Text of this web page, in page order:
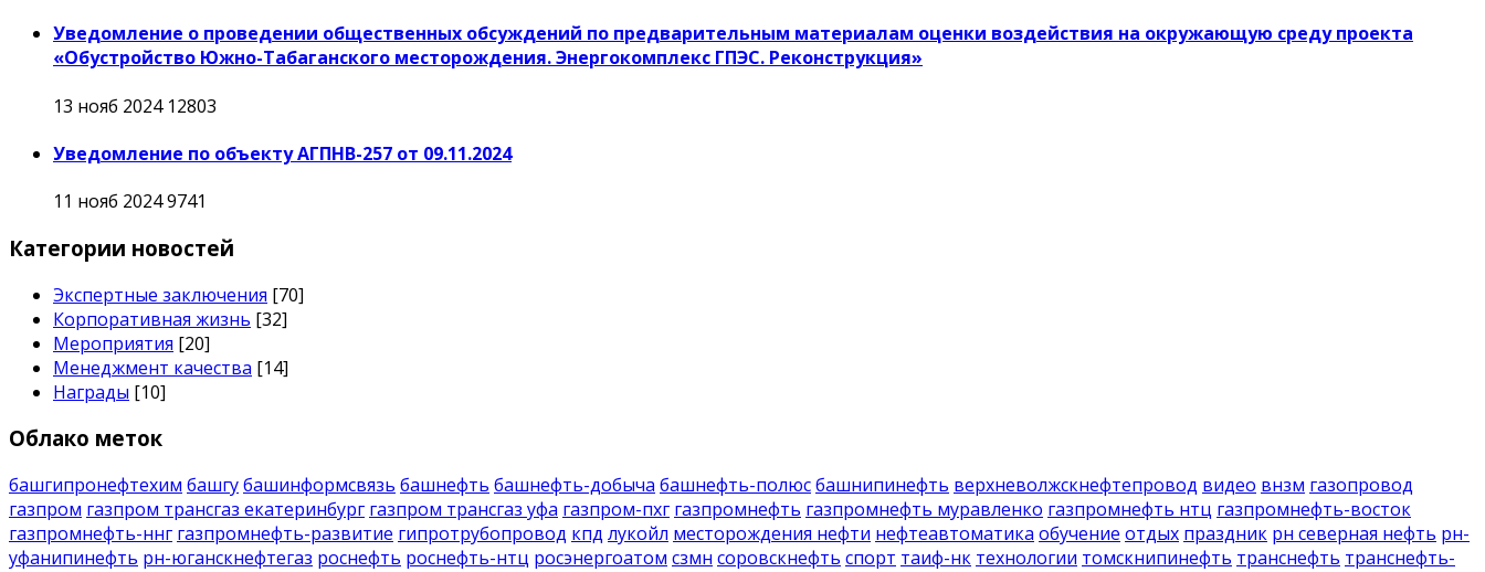
Уведомление о проведении общественных обсуждений по предварительным материалам оценки воздействия на окружающую среду проекта
«Обустройство Южно-Табаганского месторождения. Энергокомплекс ГПЭС. Реконструкция»
13 нояб 2024 12803
Уведомление по объекту АГПНВ-257 от 09.11.2024
11 нояб 20249741
Категории новостей
Экспертные заключения [70]
Корпоративная жизнь [32]
Мероприятия [20]
Менеджмент качества [14]
Награды [10]
Облако меток
башгипронефтехим башгубашинформсвязь башнефть башнефть-добыча башнефть-полюсбашнипинефть верхневолжскнефтепровод видео внзм газопровод
газпром газпром трансгаз екатеринбург газпром трансгаз уфа газпром-пхг газпромнефть газпромнефть муравленко газпромнефть нтц газпромнефть-восток
газпромнефть-ннг газпромнефть-развитие гипротрубопровод кпд лукойл месторождения нефти нефтеавтоматика обучение отдых праздник рн северная нефть рн-
уфанипинефть рн-юганскнефтегаз роснефть роснефть-нтц росэнергоатом сзмн соровскнефть спорт таиф-нк технологии томскнипинефть транснефть транснефть-